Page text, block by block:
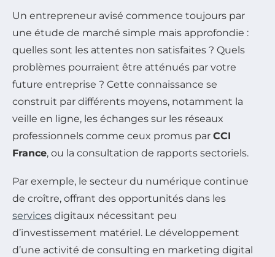
Un entrepreneur avisé commence toujours par
une étude de marché simple mais approfondie :
quelles sont les attentes non satisfaites ? Quels
problèmes pourraient être atténués par votre
future entreprise ? Cette connaissance se
construit par différents moyens, notamment la
veille en ligne, les échanges sur les réseaux
professionnels comme ceux promus par CCI
France, ou la consultation de rapports sectoriels.
Par exemple, le secteur du numérique continue
de croître, offrant des opportunités dans les
services digitaux nécessitant peu
d’investissement matériel. Le développement
d’une activité de consulting en marketing digital